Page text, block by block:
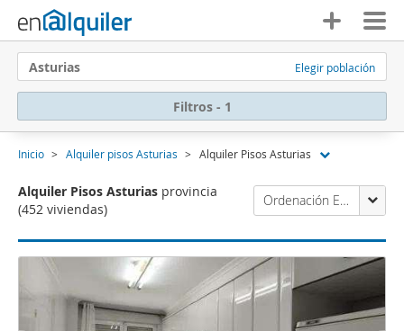
Asturias Elegir población
Filtros - 1
Inicio Alquiler pisos Asturias Alquiler Pisos Asturias
Alquiler Pisos Asturias provincia
(452 viviendas)
Ordenación Enalquiler